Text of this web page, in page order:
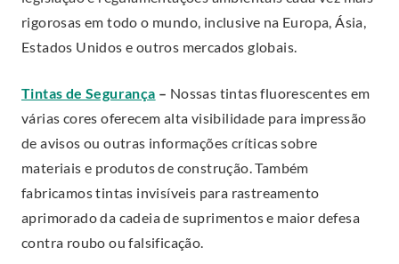
w
i
d
o
w
.
s
i
n
e
w
w
n
n
k
O
p
e
n
s
i
n
n
a
L
i
n
k
.
O
p
rigorosas em todo o mundo, inclusive na Europa, Ásia,
Estados Unidos e outros mercados globais.
Tintas de Segurança.
E
x
t
e
r
n
– Nossas tintas fluorescentes em
várias cores oferecem alta visibilidade para impressão
de avisos ou outras informações críticas sobre
materiais e produtos de construção. Também
fabricamos tintas invisíveis para rastreamento
aprimorado da cadeia de suprimentos e maior defesa
contra roubo ou falsificação.